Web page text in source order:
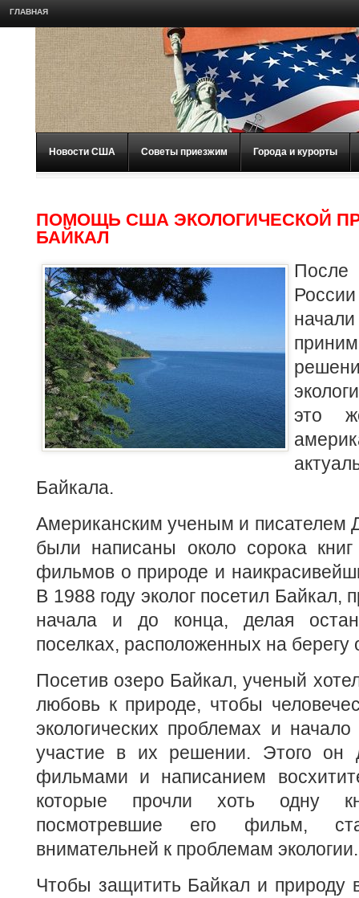
ГЛАВНАЯ
Новости США Советы приезжим Города и курорты
ПОМОЩЬ США ЭКОЛОГИЧЕСКОЙ
БАЙКАЛ
это
Байкала.
Американским ученым и писателем
были написаны около сорока
фильмов о природе и
В 1988 году эколог посетил Байкал,
начала и до конца, делая
поселках, расположенных на берегу
Посетив озеро Байкал, ученый
любовь к природе, чтобы
экологических проблемах и
участие в их решении. Этого он
фильмами и написанием
которые прочли хоть одну
посмотревшие его фильм,
внимательней к проблемам экологии.
Чтобы защитить Байкал и природу